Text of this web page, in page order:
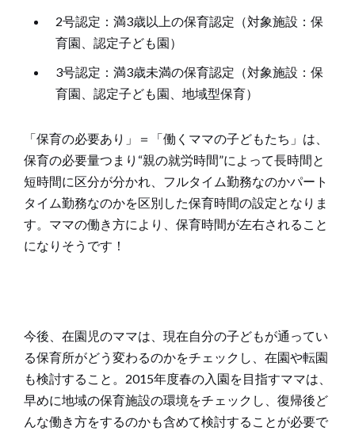
2号認定：満3歳以上の保育認定（対象施設：保
育園、認定子ども園）
3号認定：満3歳未満の保育認定（対象施設：保
育園、認定子ども園、地域型保育）
「保育の必要あり」＝「働くママの子どもたち」は、
保育の必要量つまり“親の就労時間”によって長時間と
短時間に区分が分かれ、フルタイム勤務なのかパート
タイム勤務なのかを区別した保育時間の設定となりま
す。ママの働き方により、保育時間が左右されること
になりそうです！
今後、在園児のママは、現在自分の子どもが通ってい
る保育所がどう変わるのかをチェックし、在園や転園
も検討すること。2015年度春の入園を目指すママは、
早めに地域の保育施設の環境をチェックし、復帰後ど
んな働き方をするのかも含めて検討することが必要で